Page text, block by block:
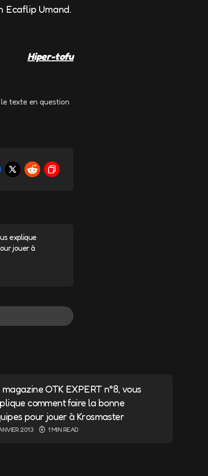
Ecaflip Umand.
Hiper-tofu
texte en question
explique
jouer à
Répondre
magazine OTK EXPERT n°8, vous
comment faire la bonne
pour jouer à Krosmaster
2013 1 MIN READ